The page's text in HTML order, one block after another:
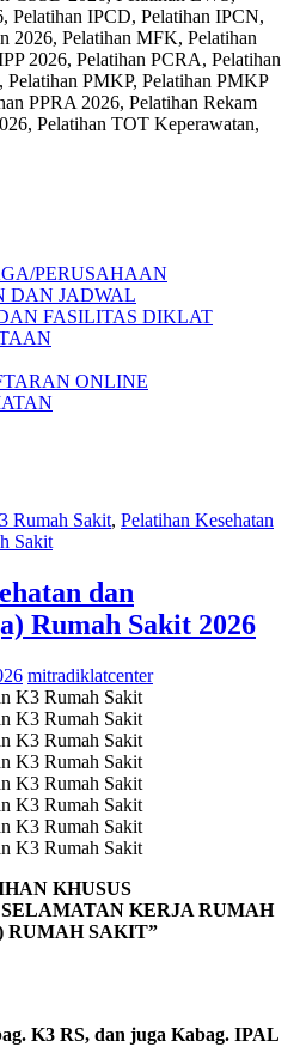
Pelatihan IPCD, Pelatihan IPCN,
2026, Pelatihan MFK, Pelatihan
2026, Pelatihan PCRA, Pelatihan
PMKP, Pelatihan PMKP
PPRA 2026, Pelatihan Rekam
Pelatihan TOT Keperawatan,
PERUSAHAAN
DAN JADWAL
FASILITAS DIKLAT
ONLINE
Rumah Sakit, Pelatihan Kesehatan
Sakit
dan
Rumah Sakit 2026
mitradiklatcenter
KHUSUS
KERJA RUMAH
RUMAH SAKIT”
K3 RS, dan juga Kabag. IPAL